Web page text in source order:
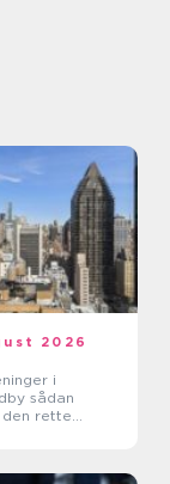
2026
i
rette